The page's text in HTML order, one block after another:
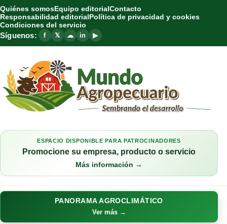
Quiénes somosEquipo editorialContacto
Responsabilidad editorialPolítica de privacidad y cookies
Condiciones del servicio
Síguenos: f 𝕏 ☁ in ▶
ESPACIO DISPONIBLE PARA PATROCINADORES
Promocione su empresa, producto o servicio
Más información →
PANORAMA AGROCLIMÁTICO
Ver más →